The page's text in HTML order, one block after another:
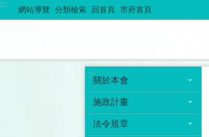
跳到主要內容區塊
:::
網站導覽 分類檢索 回首頁 市府首頁
:::
關於本會
施政計畫
法令規章